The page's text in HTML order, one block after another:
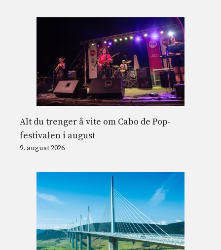
Alt du trenger å vite om Cabo de Pop-
festivalen i august
9. august 2026